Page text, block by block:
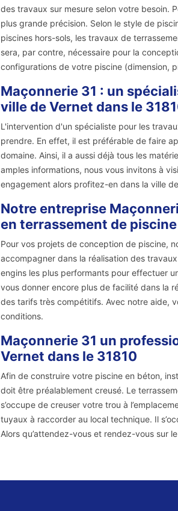
des travaux sur mesure selon votre besoin.
plus grande précision. Selon le style de
piscines hors-sols, les travaux de
sera, par contre, nécessaire pour la
configurations de votre piscine (dimension,
Maçonnerie 31 : un
ville de Vernet dans le
L'intervention d'un spécialiste pour les
prendre. En effet, il est préférable de faire
domaine. Ainsi, il a aussi déjà tous les
amples informations, nous vous invitons à
engagement alors profitez-en dans la ville
Notre entreprise
en terrassement de piscine
Pour vos projets de conception de piscine,
accompagner dans la réalisation des
engins les plus performants pour effectuer
vous donner encore plus de facilité dans la
des tarifs très compétitifs. Avec notre aide,
conditions.
Maçonnerie 31 un
Vernet dans le 31810
Afin de construire votre piscine en béton,
doit être préalablement creusé. Le
s’occupe de creuser votre trou à
tuyaux à raccorder au local technique. Il
Alors qu’attendez-vous et rendez-vous sur